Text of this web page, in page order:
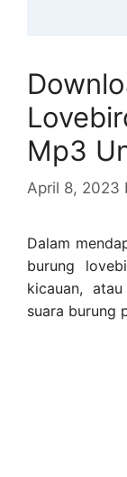
Mp3
April 8, 2023
Dalam
burung
kicauan,
suara burung